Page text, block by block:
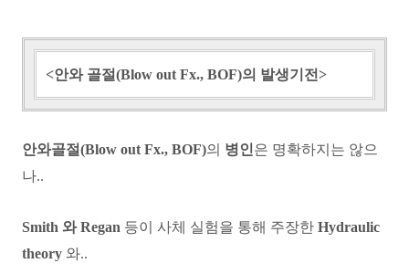
<안와 골절(Blow out Fx., BOF)의 발생기전>
안와골절(Blow out Fx., BOF)의 병인은 명확하지는 않으
나..
Smith 와 Regan 등이 사체 실험을 통해 주장한 Hydraulic
theory 와..